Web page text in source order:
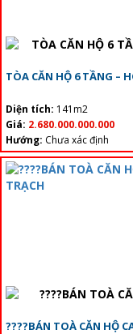
TÒA CĂN HỘ 6 TẦNG –
Diện tích: 141m2
Giá: 2.680.000.000.000
Hướng: Chưa xác định
????BÁN TOÀ CĂN HỘ